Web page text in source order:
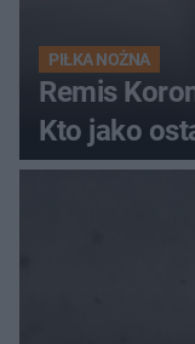
PIŁKA NOŻNA
Remis
Kto jako